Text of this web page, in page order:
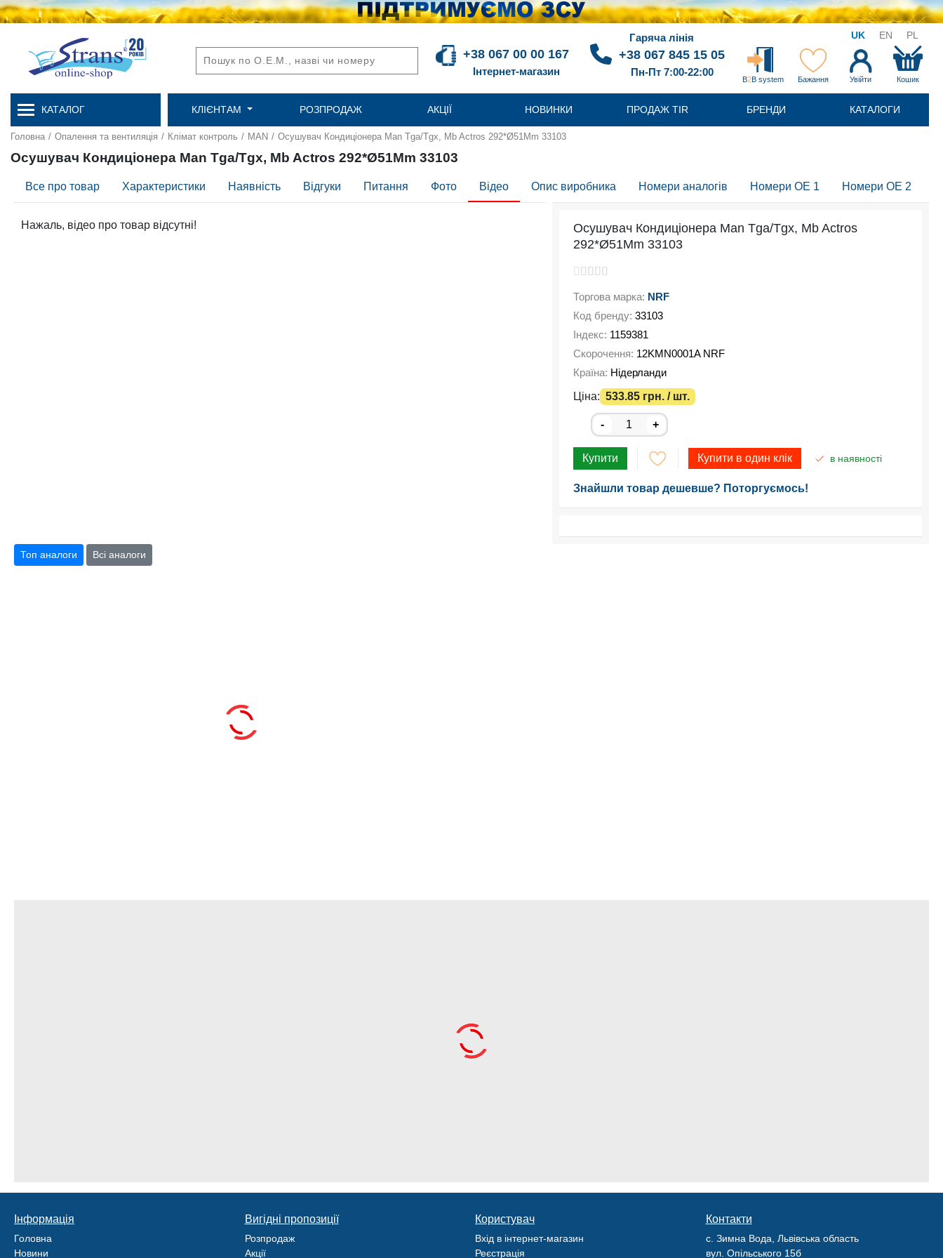
UK EN PL
+38 067 00 00 167
Інтернет-магазин
Гаряча лінія
+38 067 845 15 05
Пн-Пт 7:00-22:00
B2B system Бажання Увійти Кошик
КАТАЛОГ КЛІЄНТАМ РОЗПРОДАЖ АКЦІЇ НОВИНКИ ПРОДАЖ TIR БРЕНДИ КАТАЛОГИ
Головна / Опалення та вентиляція / Клімат контроль / MAN / Осушувач Кондиціонера Man Tga/Tgx, Mb Actros 292*Ø51Mm 33103
Осушувач Кондиціонера Man Tga/Tgx, Mb Actros 292*Ø51Mm 33103
Все про товар Характеристики Наявність Відгуки Питання Фото Відео Опис виробника Номери аналогів Номери OE 1 Номери OE 2
Нажаль, відео про товар відсутні!
Осушувач Кондиціонера Man Tga/Tgx, Mb Actros
292*Ø51Mm 33103
Торгова марка: NRF
Код бренду: 33103
Індекс: 1159381
Скорочення: 12KMN0001A NRF
Країна: Нідерланди
Ціна: 533.85 грн. / шт.
- +
Купити Купити в один клік в наявності
Знайшли товар дешевше? Поторгуємось!
Топ аналоги Всі аналоги
Інформація
Головна
Новини
Вигідні пропозиції
Розпродаж
Акції
Користувач
Вхід в інтернет-магазин
Реєстрація
Контакти
с. Зимна Вода, Львівська область
вул. Опільського 15б